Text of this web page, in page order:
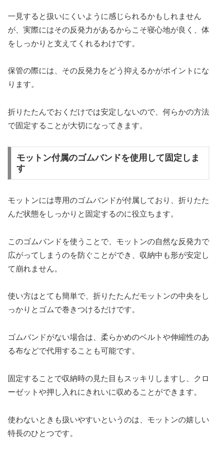
一見すると扱いにくいように感じられるかもしれません
が、実際にはその反発力があるからこそ寝心地が良く、体
をしっかりと支えてくれるわけです。
保管の際には、その反発力をどう抑えるかがポイントにな
ります。
折りたたんでおくだけでは安定しないので、何らかの方法
で固定することが大切になってきます。
モットン付属のゴムバンドを使用して固定しま
す
モットンには専用のゴムバンドが付属しており、折りたた
んだ状態をしっかりと固定するのに役立ちます。
このゴムバンドを使うことで、モットンの自然な反発力で
広がってしまうのを防ぐことができ、収納中も形が安定し
て崩れません。
使い方はとても簡単で、折りたたんだモットンの中央をし
っかりとゴムで巻きつけるだけです。
ゴムバンドがない場合は、柔らかめのベルトや伸縮性のあ
る布などで代用することも可能です。
固定することで収納時の見た目もスッキリしますし、クロ
ーゼットや押し入れにきれいに収めることができます。
使わないときも扱いやすいというのは、モットンの嬉しい
特長のひとつです。